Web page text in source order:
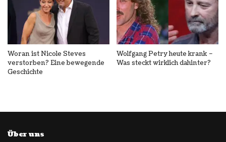
Woran ist Nicole Steves
verstorben? Eine bewegende
Geschichte
Wolfgang Petry heute krank –
Was steckt wirklich dahinter?
Über uns